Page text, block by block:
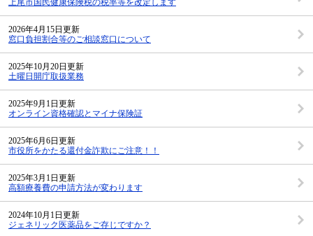
上尾市国民健康保険税の税率等を改定します
2026年4月15日更新
窓口負担割合等のご相談窓口について
2025年10月20日更新
土曜日開庁取扱業務
2025年9月1日更新
オンライン資格確認とマイナ保険証
2025年6月6日更新
市役所をかたる還付金詐欺にご注意！！
2025年3月1日更新
高額療養費の申請方法が変わります
2024年10月1日更新
ジェネリック医薬品をご存じですか？